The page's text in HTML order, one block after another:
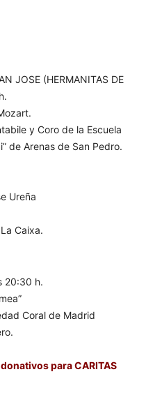
JOSE (HERMANITAS DE
y Coro de la Escuela
de Arenas de San Pedro.
Ureña
Caixa.
20:30 h.
Coral de Madrid
para CARITAS